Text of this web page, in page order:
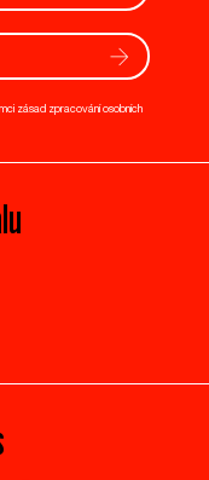
zásad zpracování osobních